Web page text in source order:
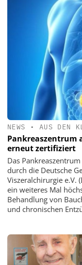
NEWS • AUS DEN
Pankreaszentrum
erneut zertifiziert
Das
durch die Deutsche
Viszeralchirurgie e.V.
ein weiteres Mal
Behandlung von
und chronischen